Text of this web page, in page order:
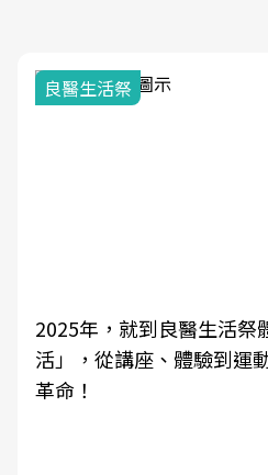
良醫生活祭
2025年，就到良醫生活祭
活」，從講座、體驗到運
革命！